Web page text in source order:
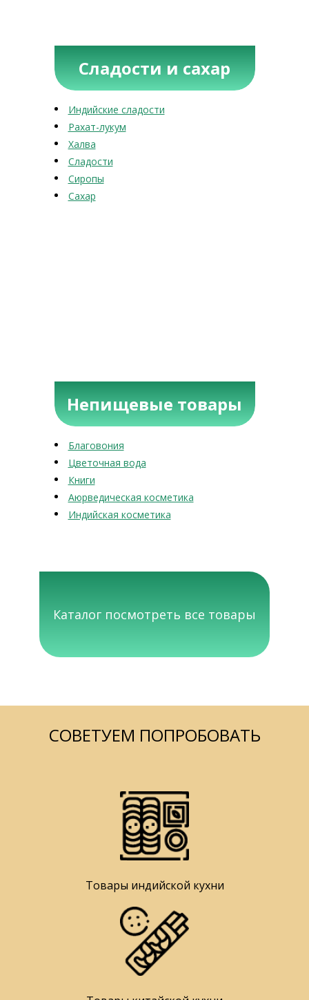
Сладости и сахар
Индийские сладости
Рахат-лукум
Халва
Сладости
Сиропы
Сахар
Непищевые товары
Благовония
Цветочная вода
Книги
Аюрведическая косметика
Индийская косметика
Каталог посмотреть все товары
СОВЕТУЕМ ПОПРОБОВАТЬ
Товары индийской кухни